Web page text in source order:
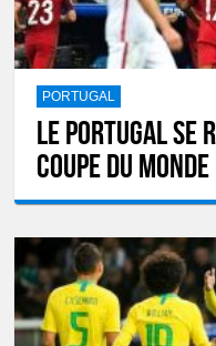
PORTUGAL
Le Portugal se
Coupe du monde